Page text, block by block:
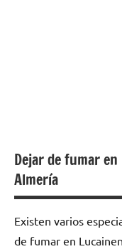
Dejar de fumar en
Almería
Existen varios
dе fumar en